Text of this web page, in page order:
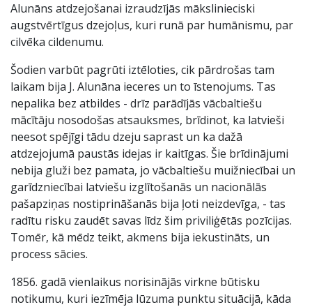
Alunāns atdzejošanai izraudzījās mākslinieciski
augstvērtīgus dzejoļus, kuri runā par humānismu, par
cilvēka cildenumu.
Šodien varbūt pagrūti iztēloties, cik pārdrošas tam
laikam bija J. Alunāna ieceres un to īstenojums. Tas
nepalika bez atbildes - drīz parādījās vācbaltiešu
mācītāju nosodošas atsauksmes, brīdinot, ka latvieši
neesot spējīgi tādu dzeju saprast un ka dažā
atdzejojumā paustās idejas ir kaitīgas. Šie brīdinājumi
nebija gluži bez pamata, jo vācbaltiešu muižniecībai un
garīdzniecībai latviešu izglītošanās un nacionālās
pašapziņas nostiprināšanās bija ļoti neizdevīga, - tas
radītu risku zaudēt savas līdz šim priviliģētās pozīcijas.
Tomēr, kā mēdz teikt, akmens bija iekustināts, un
process sācies.
1856. gadā vienlaikus norisinājās virkne būtisku
notikumu, kuri iezīmēja lūzuma punktu situācijā, kāda